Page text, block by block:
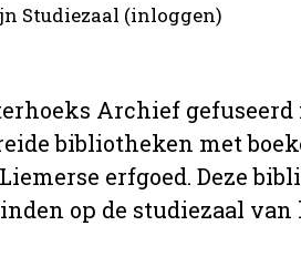
Studiezaal (inloggen)
Archief
bibliotheken met
erfgoed. Deze
op de studiezaal